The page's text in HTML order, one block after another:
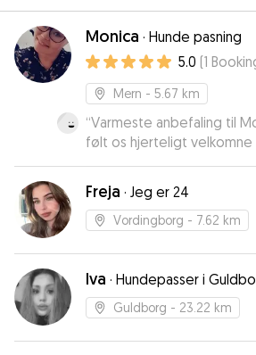
Monica · Hunde pasning
5.0 (1
Mern - 5.67 km
“Varmeste anbefaling til
følt os hjerteligt
Freja · Jeg er 24
Vordingborg - 7.62 km
Iva · Hundepasser i
Guldborg - 23.22 km